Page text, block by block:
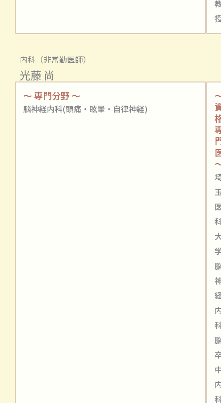
内科（非常勤医師）
光藤 尚
～ 専門分野 ～
脳神経内科(頭痛・眩暈・自律神経)